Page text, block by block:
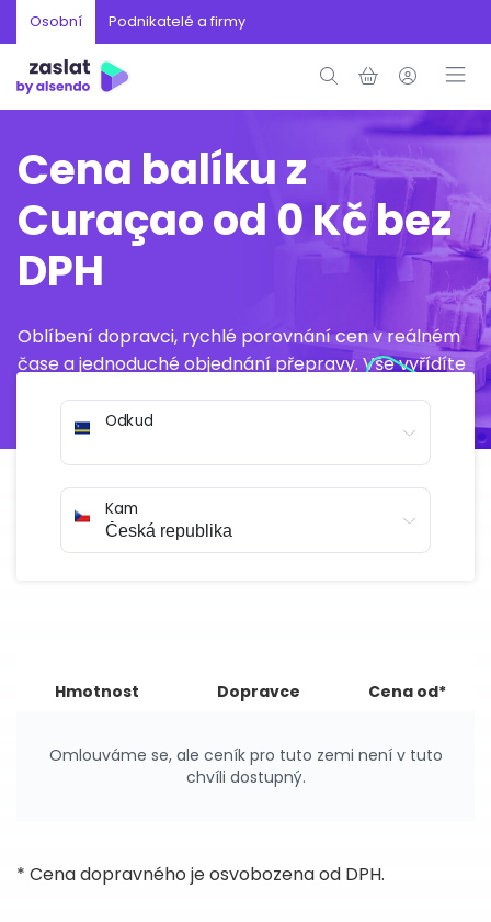
Osobní Podnikatelé a firmy
Cena balíku z
Curaçao od 0 Kč bez
DPH
Oblíbení dopravci, rychlé porovnání cen v reálném
čase a jednoduché objednání přepravy. Vše vyřídíte
Odkud
Kam
Hmotnost Dopravce Cena od*
Omlouváme se, ale ceník pro tuto zemi není v tuto
chvíli dostupný.
* Cena dopravného je osvobozena od DPH.